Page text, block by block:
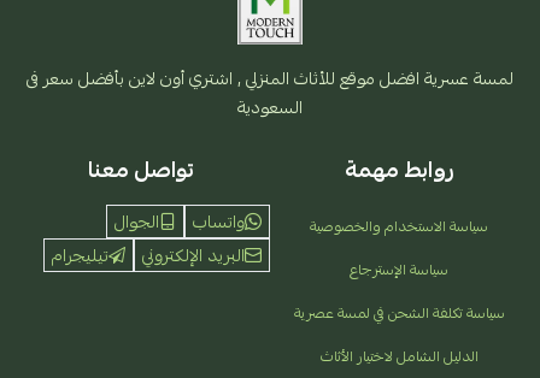
لمسة عسرية افضل موقع للأثاث المنزلي , اشتري أون لاين بأفضل سعر فى
السعودية
روابط مهمة
سياسة الاستخدام والخصوصية
سياسة الإسترجاع
سياسة تكلفة الشحن في لمسة عصرية
الدليل الشامل لاختيار الأثاث
تواصل معنا
واتساب
الجوال
البريد الإلكتروني
تيليجرام